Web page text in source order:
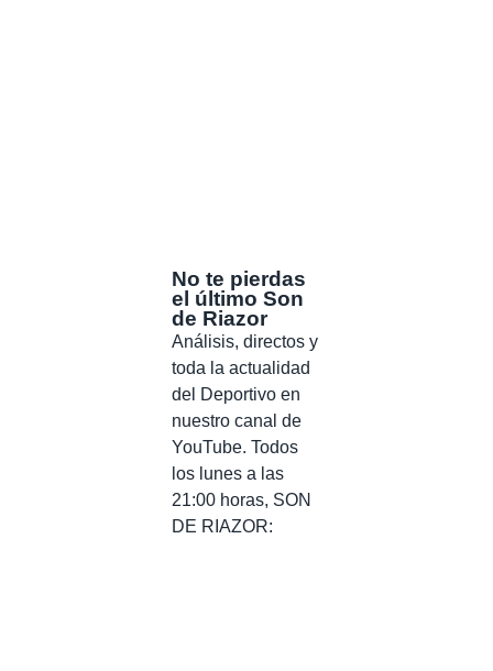
No te pierdas
el último Son
de Riazor
Análisis, directos y
toda la actualidad
del Deportivo en
nuestro canal de
YouTube. Todos
los lunes a las
21:00 horas, SON
DE RIAZOR: